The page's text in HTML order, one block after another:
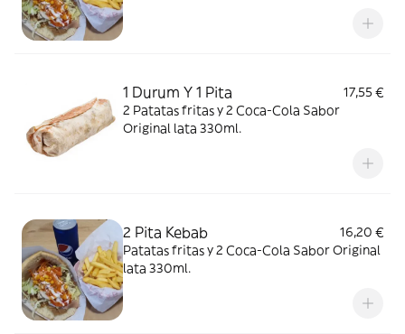
1 Durum Y 1 Pita
17,55 €
2 Patatas fritas y 2 Coca-Cola Sabor
Original lata 330ml.
2 Pita Kebab
16,20 €
Patatas fritas y 2 Coca-Cola Sabor Original
lata 330ml.